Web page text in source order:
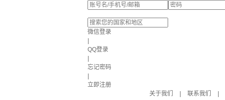
微信登录
QQ登录
忘记密码
立即注册
关于我们
联系我们